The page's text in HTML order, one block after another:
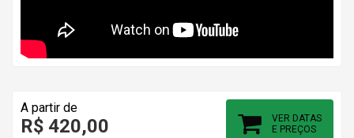
A partir de
R$ 420,00
VER DATAS
E PREÇOS